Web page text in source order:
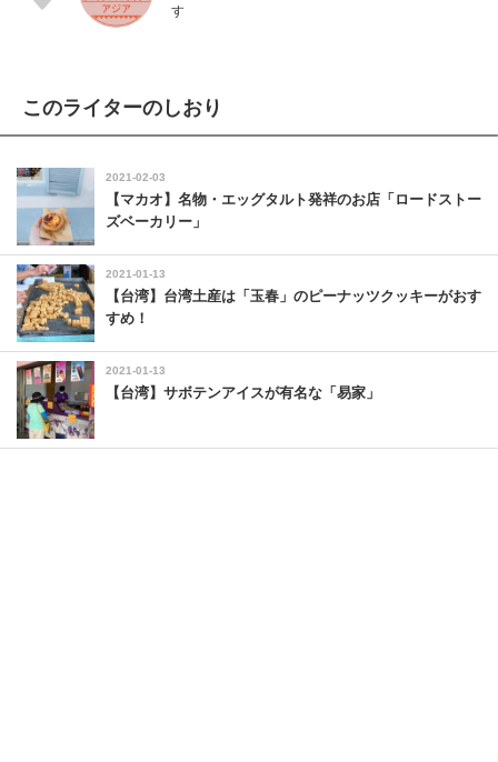
す
このライターのしおり
2021-02-03
【マカオ】名物・エッグタルト発祥のお店「ロードストー
ズベーカリー」
2021-01-13
【台湾】台湾土産は「玉春」のピーナッツクッキーがおす
すめ！
2021-01-13
【台湾】サボテンアイスが有名な「易家」